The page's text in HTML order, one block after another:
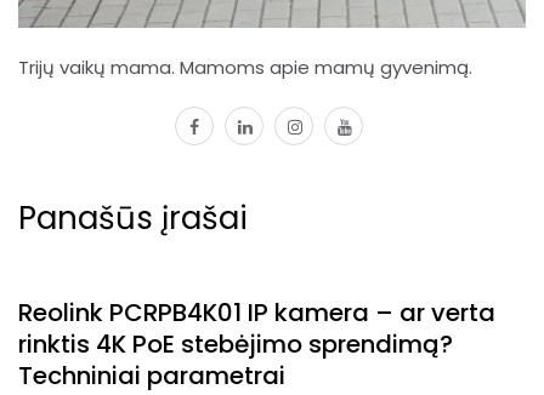
Trijų vaikų mama. Mamoms apie mamų gyvenimą.
facebook
linkedininstagram
youtube
Panašūs įrašai
Reolink PCRPB4K01 IP kamera – ar verta
rinktis 4K PoE stebėjimo sprendimą?
Techniniai parametrai